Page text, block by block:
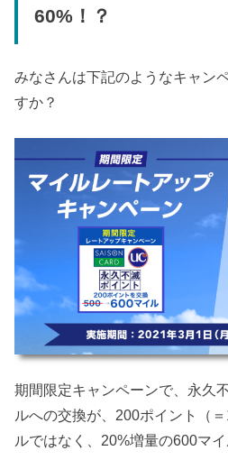
60%！？
みなさんは下記のようなキャン
すか？
期間限定キャンペーンで、永久
ルへの交換が、200ポイント（
ルではなく、20%増量の600マ